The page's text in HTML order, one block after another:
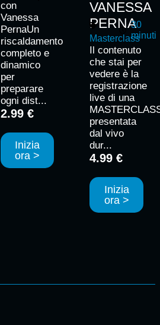
con
Vanessa
PernaUn
riscaldamento
completo e
dinamico
per
preparare
ogni dist...
2.99 €
Inizia
ora >
VANESSA
PERNA
Masterclass
30
minuti
Il contenuto
che stai per
vedere è la
registrazione
live di una
presentata
dal vivo
dur...
4.99 €
Inizia
ora >